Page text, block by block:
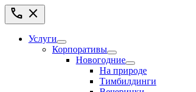
call close
Услуги
Корпоративы
Новогодние
На природе
Тимбилдинги